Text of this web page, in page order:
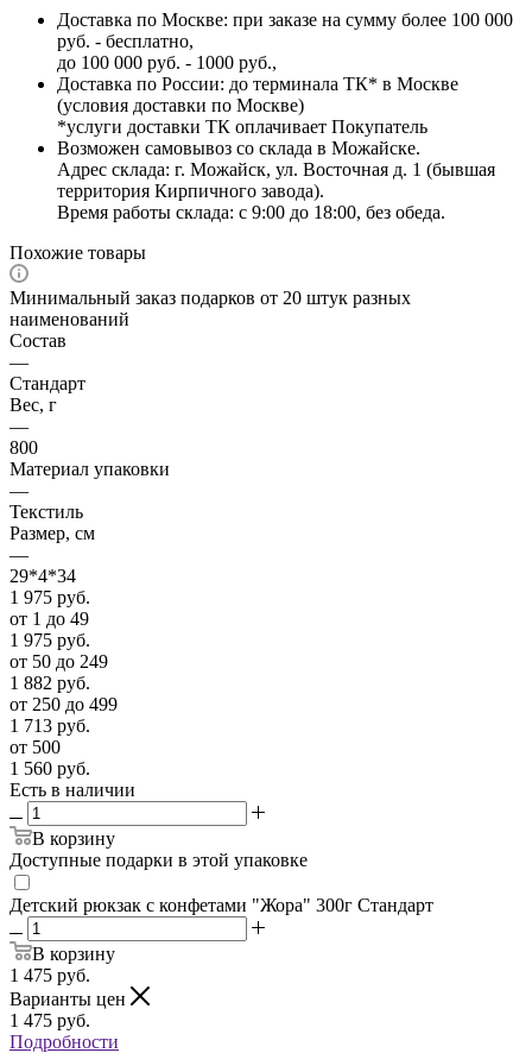
Доставка по Москве: при заказе на сумму более 100 000
руб. - бесплатно,
до 100 000 руб. - 1000 руб.,
Доставка по России: до терминала ТК* в Москве
(условия доставки по Москве)
*услуги доставки ТК оплачивает Покупатель
Возможен самовывоз со склада в Можайске.
Адрес склада: г. Можайск, ул. Восточная д. 1 (бывшая
территория Кирпичного завода).
Время работы склада: с 9:00 до 18:00, без обеда.
Похожие товары
Минимальный заказ подарков от 20 штук разных
наименований
Состав
—
Стандарт
Вес, г
—
800
Материал упаковки
—
Текстиль
Размер, см
—
29*4*34
1 975 руб.
от 1 до 49
1 975 руб.
от 50 до 249
1 882 руб.
от 250 до 499
1 713 руб.
от 500
1 560 руб.
Есть в наличии
В корзину
Доступные подарки в этой упаковке
Детский рюкзак с конфетами "Жора" 300г Стандарт
В корзину
1 475 руб.
Варианты цен
1 475 руб.
Подробности